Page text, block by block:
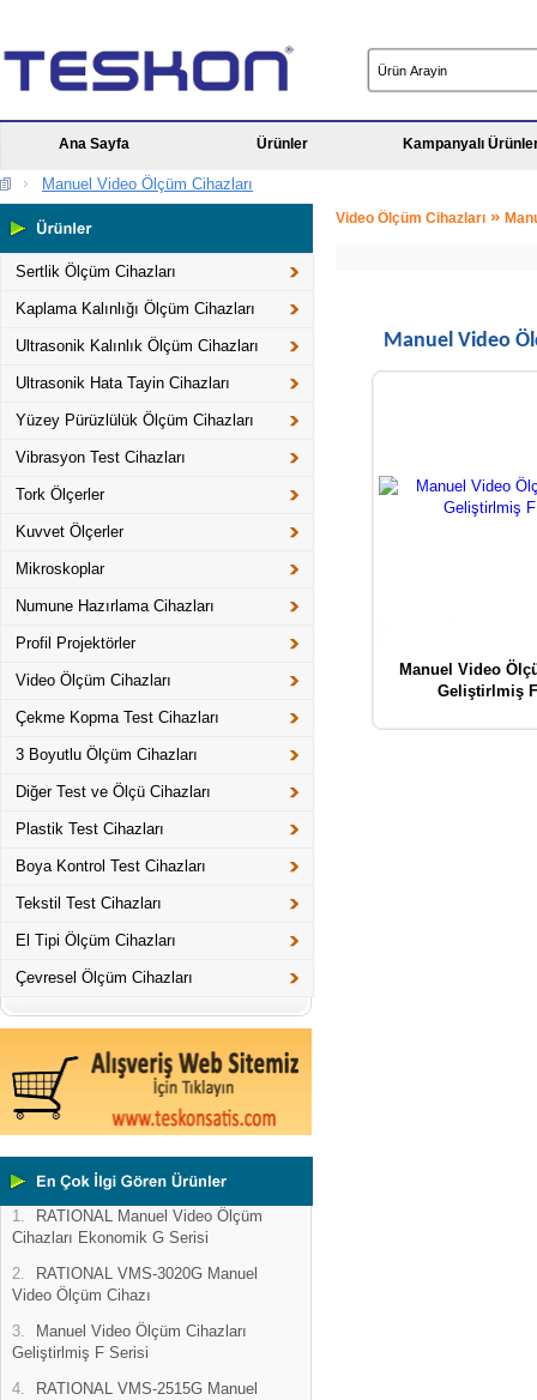
Ana Sayfa Ürünler Kampanyalı
Manuel Video Ölçüm Cihazları
Sertlik Ölçüm Cihazları
Kaplama Kalınlığı Ölçüm Cihazları
Ultrasonik Kalınlık Ölçüm Cihazları
Ultrasonik Hata Tayin Cihazları
Yüzey Pürüzlülük Ölçüm Cihazları
Vibrasyon Test Cihazları
Tork Ölçerler
Kuvvet Ölçerler
Mikroskoplar
Numune Hazırlama Cihazları
Profil Projektörler
Video Ölçüm Cihazları
Çekme Kopma Test Cihazları
3 Boyutlu Ölçüm Cihazları
Diğer Test ve Ölçü Cihazları
Plastik Test Cihazları
Boya Kontrol Test Cihazları
Tekstil Test Cihazları
El Tipi Ölçüm Cihazları
Çevresel Ölçüm Cihazları
1.
RATIONAL Manuel Video Ölçüm
Cihazları Ekonomik G Serisi
2.
RATIONAL VMS-3020G Manuel
Video Ölçüm Cihazı
3.
Manuel Video Ölçüm Cihazları
Geliştirlmiş F Serisi
4.
RATIONAL VMS-2515G Manuel
Video Ölçüm Cihazları »
Manuel Video
Manuel Video
Geliştirlmiş